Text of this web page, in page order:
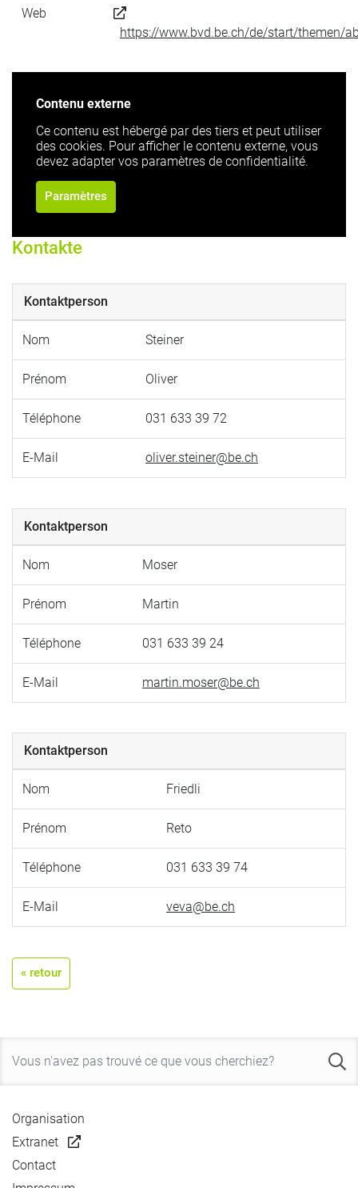
Web
https://www.bvd.be.ch/de/start/themen/
Contenu externe
Ce contenu est hébergé par des tiers et peut utiliser
des cookies. Pour afficher le contenu externe, vous
devez adapter vos paramètres de confidentialité.
Paramètres
Kontakte
Kontaktperson
Nom Steiner
Prénom Oliver
Téléphone 031 633 39 72
E-Mail oliver.steiner@be.ch
Kontaktperson
Nom Moser
Prénom Martin
Téléphone 031 633 39 24
E-Mail martin.moser@be.ch
Kontaktperson
Nom Friedli
Prénom Reto
Téléphone 031 633 39 74
E-Mail veva@be.ch
« retour
Organisation
Extranet
Contact